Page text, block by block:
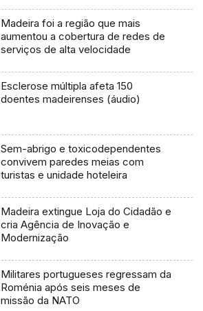
Madeira foi a região que mais
aumentou a cobertura de redes de
serviços de alta velocidade
Esclerose múltipla afeta 150
doentes madeirenses (áudio)
Sem-abrigo e toxicodependentes
convivem paredes meias com
turistas e unidade hoteleira
Madeira extingue Loja do Cidadão e
cria Agência de Inovação e
Modernização
Militares portugueses regressam da
Roménia após seis meses de
missão da NATO